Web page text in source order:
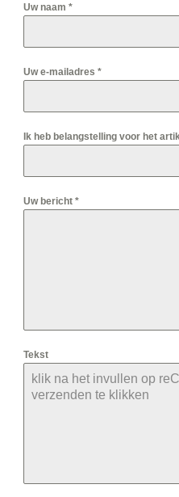
Uw naam *
Uw e-mailadres *
Ik heb belangstelling voor het
Uw bericht *
Tekst